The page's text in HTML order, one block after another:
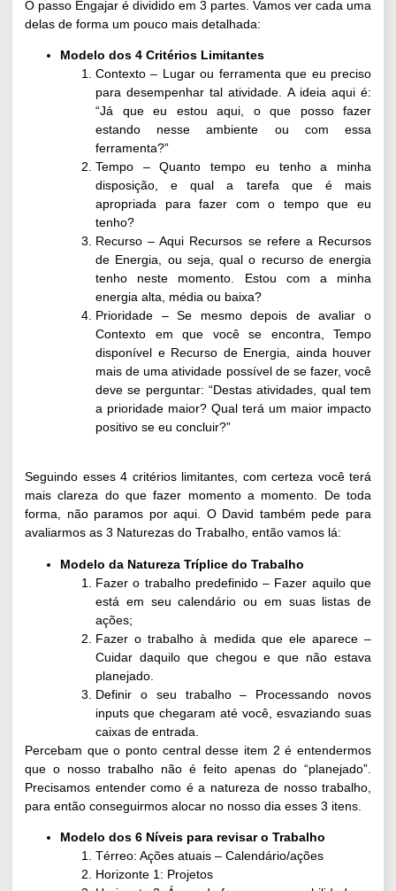
O passo Engajar é dividido em 3 partes. Vamos ver cada uma
delas de forma um pouco mais detalhada:
Modelo dos 4 Critérios Limitantes
Contexto – Lugar ou ferramenta que eu preciso
para desempenhar tal atividade. A ideia aqui é:
“Já que eu estou aqui, o que posso fazer
estando nesse ambiente ou com essa
ferramenta?”
Tempo – Quanto tempo eu tenho a minha
disposição, e qual a tarefa que é mais
apropriada para fazer com o tempo que eu
tenho?
Recurso – Aqui Recursos se refere a Recursos
de Energia, ou seja, qual o recurso de energia
tenho neste momento. Estou com a minha
energia alta, média ou baixa?
Prioridade – Se mesmo depois de avaliar o
Contexto em que você se encontra, Tempo
disponível e Recurso de Energia, ainda houver
mais de uma atividade possível de se fazer, você
deve se perguntar: “Destas atividades, qual tem
a prioridade maior? Qual terá um maior impacto
positivo se eu concluir?”
Seguindo esses 4 critérios limitantes, com certeza você terá
mais clareza do que fazer momento a momento. De toda
forma, não paramos por aqui. O David também pede para
avaliarmos as 3 Naturezas do Trabalho, então vamos lá:
Modelo da Natureza Tríplice do Trabalho
Fazer o trabalho predefinido– Fazer aquilo que
está em seu calendário ou em suas listas de
ações;
Fazer o trabalho à medida que ele aparece–
Cuidar daquilo que chegou e que não estava
planejado.
Definir o seu trabalho– Processando novos
inputs que chegaram até você, esvaziando suas
caixas de entrada.
Percebam que o ponto central desse item 2 é entendermos
que o nosso trabalho não é feito apenas do “planejado”.
Precisamos entender como é a natureza de nosso trabalho,
para então conseguirmos alocar no nosso dia esses 3 itens.
Modelo dos 6 Níveis para revisar o Trabalho
Térreo: Ações atuais – Calendário/ações
Horizonte 1: Projetos